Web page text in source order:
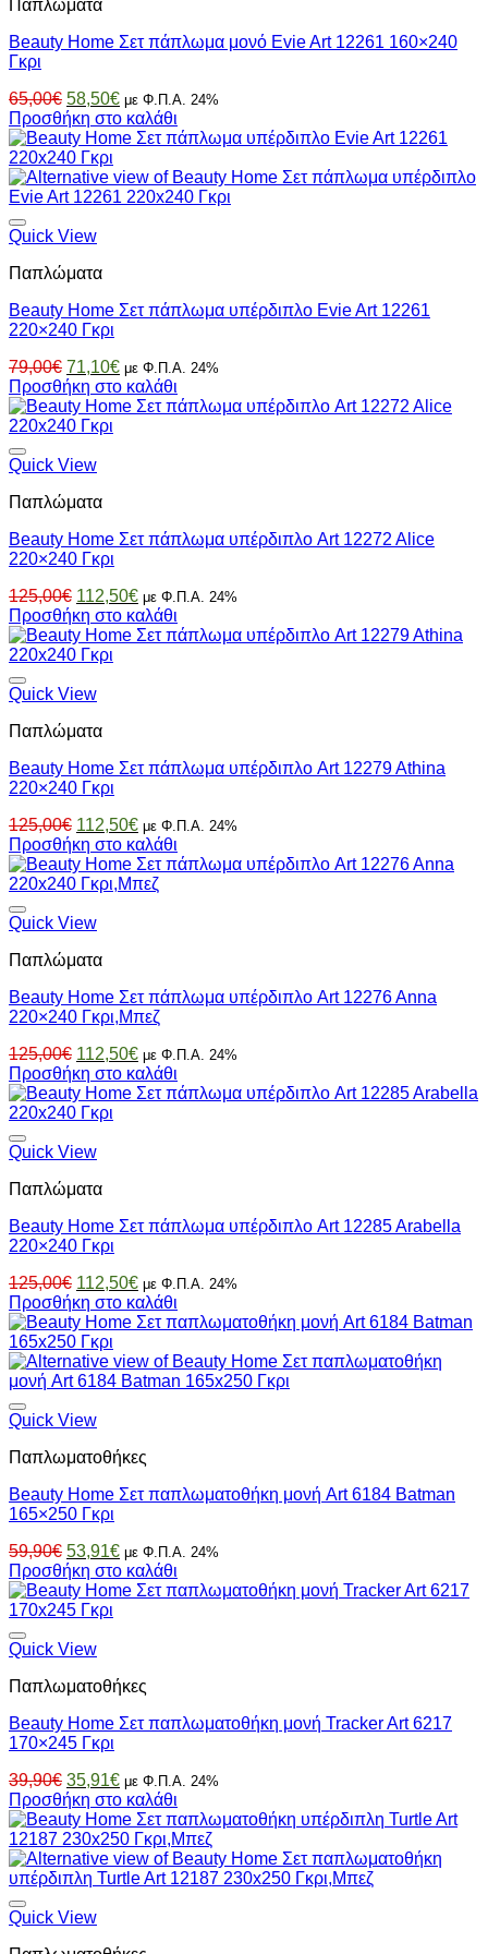
Παπλώματα
Beauty Home Σετ πάπλωμα μονό Evie Art 12261 160×240
Γκρι
65,00€ Original
price
was:
65,00€.
58,50€Η
τρέχουσα
τιμή
58,50€.
με Φ.Π.Α. 24%
Προσθήκη στο καλάθι
Quick View
Παπλώματα
Beauty Home Σετ πάπλωμα υπέρδιπλο Evie Art 12261
220×240 Γκρι
79,00€ Original
price
was:
79,00€.
71,10€Η
τρέχουσα
τιμή
με Φ.Π.Α. 24%
Προσθήκη στο καλάθι
Quick View
Παπλώματα
Beauty Home Σετ πάπλωμα υπέρδιπλο Art 12272 Alice
220×240 Γκρι
125,00€ Original
price
was:
125,00€.
112,50€Η
τρέχουσα
τιμή
με Φ.Π.Α. 24%
Προσθήκη στο καλάθι
Quick View
Παπλώματα
Beauty Home Σετ πάπλωμα υπέρδιπλο Art 12279 Athina
220×240 Γκρι
125,00€ Original
price
was:
125,00€.
112,50€Η
τρέχουσα
τιμή
είναι:
με Φ.Π.Α. 24%
Προσθήκη στο καλάθι
Quick View
Παπλώματα
Beauty Home Σετ πάπλωμα υπέρδιπλο Art 12276 Anna
220×240 Γκρι,Μπεζ
125,00€ Original
price
was:
125,00€.
112,50€Η
τρέχουσα
τιμή
με Φ.Π.Α. 24%
Προσθήκη στο καλάθι
Quick View
Παπλώματα
Beauty Home Σετ πάπλωμα υπέρδιπλο Art 12285 Arabella
220×240 Γκρι
125,00€ Original
price
was:
125,00€.
112,50€Η
τρέχουσα
τιμή
112,50€.
με Φ.Π.Α. 24%
Προσθήκη στο καλάθι
Quick View
Παπλωματοθήκες
Beauty Home Σετ παπλωματοθήκη μονή Art 6184 Batman
165×250 Γκρι
59,90€ Original
price
was:
59,90€.
53,91€Η
τρέχουσα
τιμή
με Φ.Π.Α. 24%
Προσθήκη στο καλάθι
Quick View
Παπλωματοθήκες
Beauty Home Σετ παπλωματοθήκη μονή Tracker Art 6217
170×245 Γκρι
39,90€ Original
price
was:
39,90€.
35,91€Η
τρέχουσα
τιμή
είναι:
35,91€.
με Φ.Π.Α. 24%
Προσθήκη στο καλάθι
Quick View